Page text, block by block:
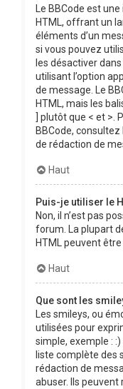
Le BBCode est
HTML, offrant un
éléments d’un
si vous pouvez
les désactiver
utilisant l’option
de message. Le
HTML, mais les
] plutôt que < et >.
BBCode,
de rédaction de
Haut
Puis-je utiliser le
Non, il n’est pas
forum. La plupart
HTML peuvent
Haut
Que sont les
Les smileys, ou
utilisées pour
simple, exemple :
liste complète des
rédaction de
abuser. Ils